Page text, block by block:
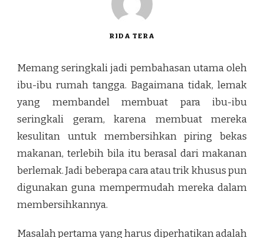
RIDA TERA
Memang seringkali jadi pembahasan utama oleh
ibu-ibu rumah tangga. Bagaimana tidak, lemak
yang membandel membuat para ibu-ibu
seringkali geram, karena membuat mereka
kesulitan untuk membersihkan piring bekas
makanan, terlebih bila itu berasal dari makanan
berlemak. Jadi beberapa cara atau trik khusus pun
digunakan guna mempermudah mereka dalam
membersihkannya.
Masalah pertama yang harus diperhatikan adalah